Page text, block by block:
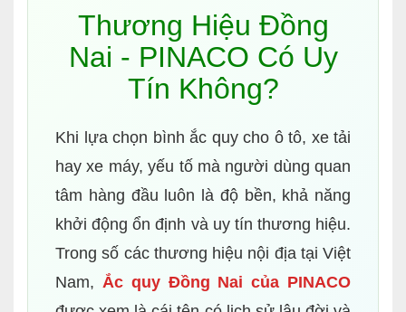
Thương Hiệu Đồng
Nai - PINACO Có Uy
Tín Không?
Khi lựa chọn bình ắc quy cho ô tô, xe tải
hay xe máy, yếu tố mà người dùng quan
tâm hàng đầu luôn là độ bền, khả năng
khởi động ổn định và uy tín thương hiệu.
Trong số các thương hiệu nội địa tại Việt
Nam, Ắc quy Đồng Nai của PINACO